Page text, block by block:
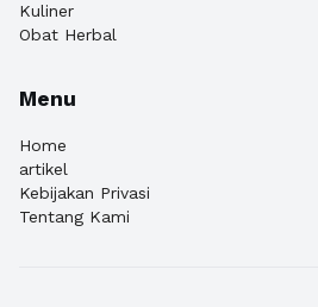
Kuliner
Obat Herbal
Menu
Home
artikel
Kebijakan Privasi
Tentang Kami